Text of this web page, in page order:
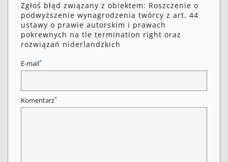
Zgłoś błąd związany z obiektem: Roszczenie o
podwyższenie wynagrodzenia twórcy z art. 44
ustawy o prawie autorskim i prawach
pokrewnych na tle termination right oraz
rozwiązań niderlandzkich
E-mail*
Komentarz*